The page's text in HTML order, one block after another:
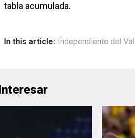
tabla acumulada.
In this article: Independiente del